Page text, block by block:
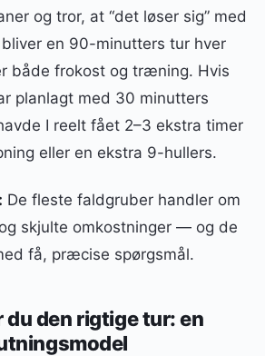
og tror, at “det løser sig” med
en 90-minutters tur hver
både frokost og træning. Hvis
planlagt med 30 minutters
I reelt fået 2–3 ekstra timer
eller en ekstra 9-hullers.
De fleste faldgruber handler om
skjulte omkostninger — og de
få, præcise spørgsmål.
den rigtige tur: en